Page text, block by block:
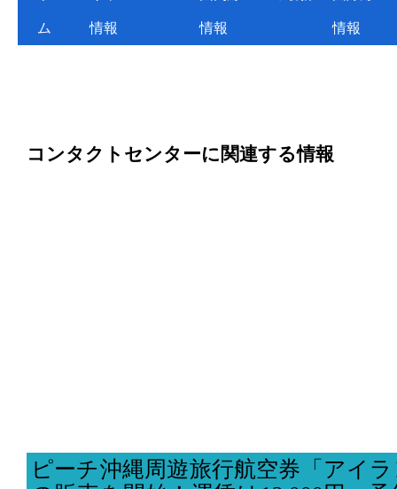
ム 情報 情報 情報
コンタクトセンターに関連する情報
ピーチ沖縄周遊旅行航空券「アイ